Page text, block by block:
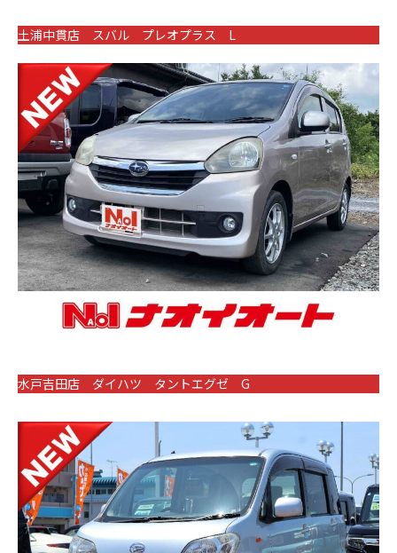
土浦中貫店 スバル プレオプラス L
水戸吉田店 ダイハツ タントエグゼ G